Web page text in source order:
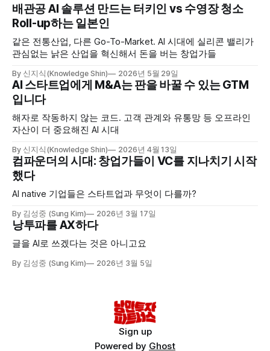
배관공 AI 솔루션 만드는 터키인 vs 수영장 청소
Roll-up하는 일본인
같은 전통산업, 다른 Go-To-Market. AI 시대에 실리콘 밸리가
관심없는 낡은 산업을 혁신해서 돈을 버는 창업가들
By 신지식(Knowledge Shin) 2026년 5월 29일
AI 스타트업에게 M&A는 판을 바꿀 수 있는 GTM
입니다
해자로 작동하지 않는 코드. 고객 관계와 유통망 등 오프라인
자산이 더 중요해진 AI 시대
By 신지식(Knowledge Shin) 2026년 4월 13일
컴파운더의 시대: 창업가들이 VC를 지나치기 시작
했다
AI native 기업들은 스타트업과 무엇이 다를까?
By 김성중 (Sung Kim) 2026년 3월 17일
낭투파를 AX하다
글을 AI로 쓰겠다는 것은 아니고요
By 김성중 (Sung Kim) 2026년 3월 5일
Sign up
Powered by Ghost